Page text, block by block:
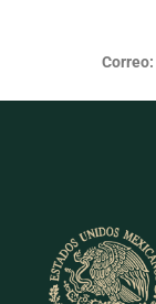
Correo: